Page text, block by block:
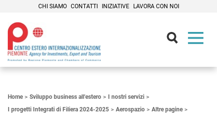
CHI SIAMO CONTATTI INIZIATIVE LAVORA CON NOI
Home Sviluppo business all'estero
I nostri servizi
I progetti Integrati di Filiera 2024-2025
Aerospazio Altre pagine